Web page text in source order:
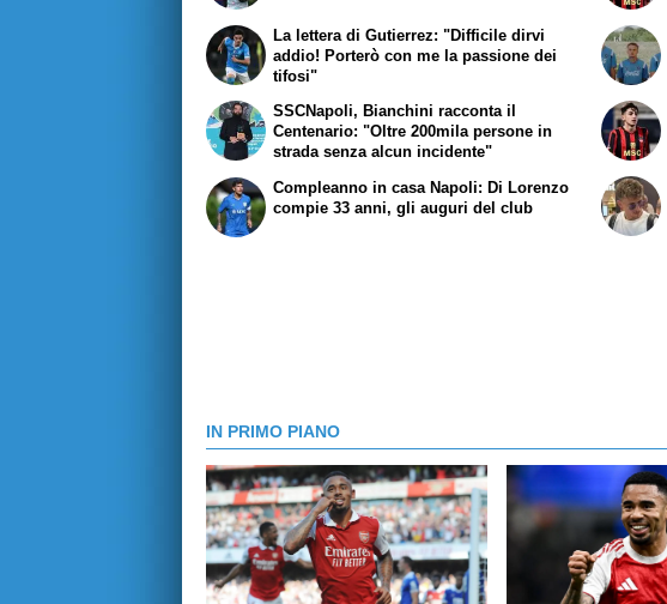
La lettera di Gutierrez: "Difficile dirvi
addio! Porterò con me la passione dei
tifosi"
SSCNapoli, Bianchini racconta il
Centenario: "Oltre 200mila persone in
strada senza alcun incidente"
Compleanno in casa Napoli: Di Lorenzo
compie 33 anni, gli auguri del club
IN PRIMO PIANO